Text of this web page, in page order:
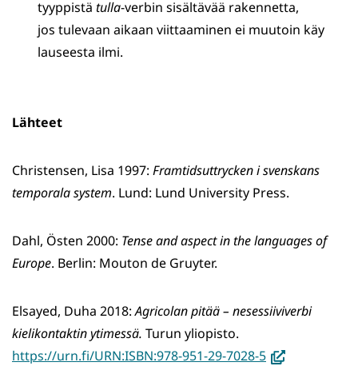
tyyppistä tulla-verbin sisältävää rakennetta,
jos tulevaan aikaan viittaaminen ei muutoin käy
lauseesta ilmi.
Lähteet
Christensen, Lisa 1997: Framtidsuttrycken i svenskans
temporala system. Lund: Lund University Press.
Dahl, Östen 2000: Tense and aspect in the languages of
Europe. Berlin: Mouton de Gruyter.
Elsayed, Duha 2018:Agricolan pitää – nesessiiviverbi
kielikontaktin ytimessä. Turun yliopisto.
https://urn.fi/URN:ISBN:978-951-29-7028-5(avautuu